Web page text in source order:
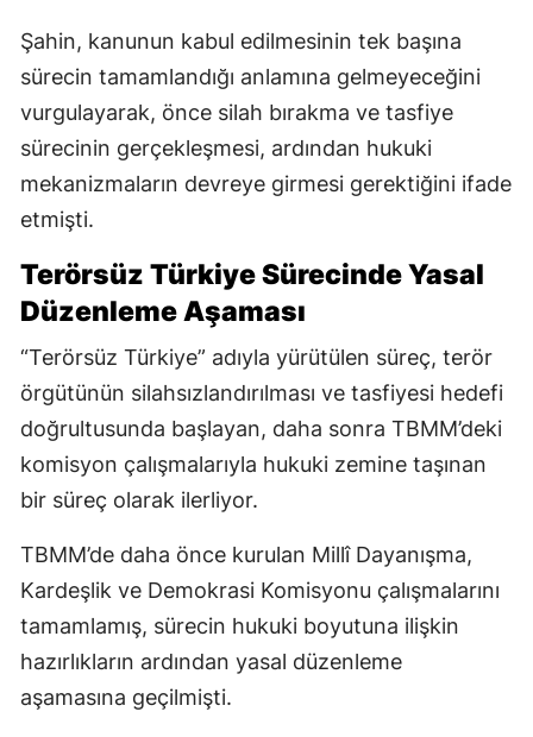
Şahin, kanunun kabul edilmesinin tek başına
sürecin tamamlandığı anlamına gelmeyeceğini
vurgulayarak, önce silah bırakma ve tasfiye
sürecinin gerçekleşmesi, ardından hukuki
mekanizmaların devreye girmesi gerektiğini ifade
etmişti.
Terörsüz Türkiye Sürecinde Yasal
Düzenleme Aşaması
“Terörsüz Türkiye” adıyla yürütülen süreç, terör
örgütünün silahsızlandırılması ve tasfiyesi hedefi
doğrultusunda başlayan, daha sonra TBMM’deki
komisyon çalışmalarıyla hukuki zemine taşınan
bir süreç olarak ilerliyor.
TBMM’de daha önce kurulan Millî Dayanışma,
Kardeşlik ve Demokrasi Komisyonu çalışmalarını
tamamlamış, sürecin hukuki boyutuna ilişkin
hazırlıkların ardından yasal düzenleme
aşamasına geçilmişti.